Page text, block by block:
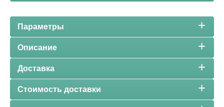
Параметры
Описание
Доставка
Стоимость доставки